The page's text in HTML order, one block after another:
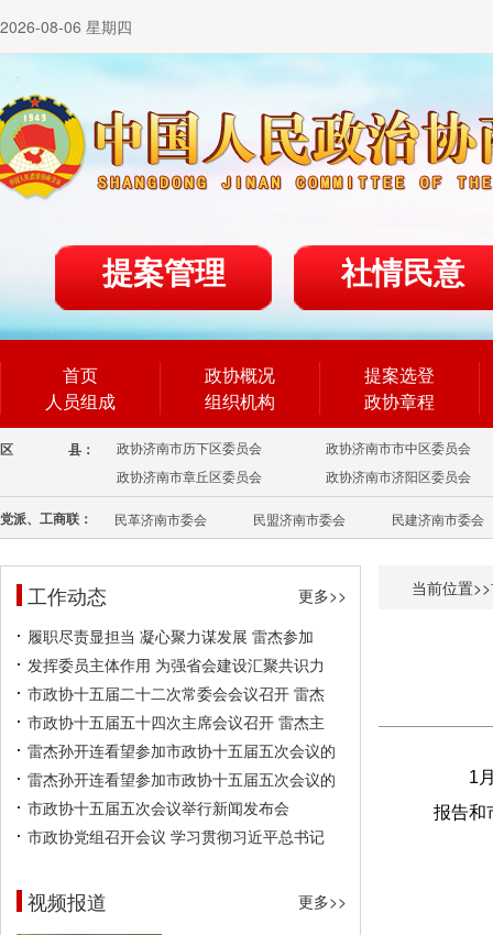
2026-08-06 星期四
提案管理 社情民意
首页
人员组成
政协概况
组织机构
提案选登
政协章程
区 县： 政协济南市历下区委员会
政协济南市市中区委员会
政协济南市章丘区委员会
政协济南市济阳区委员会
党派、工商联： 民革济南市委会 民盟济南市委会 民建济南市委会
工作动态
更多>>
履职尽责显担当 凝心聚力谋发展 雷杰参加
发挥委员主体作用 为强省会建设汇聚共识力
市政协十五届二十二次常委会会议召开 雷杰
市政协十五届五十四次主席会议召开 雷杰主
雷杰孙开连看望参加市政协十五届五次会议的
雷杰孙开连看望参加市政协十五届五次会议的
市政协十五届五次会议举行新闻发布会
市政协党组召开会议 学习贯彻习近平总书记
视频报道 更多>>
当前位置>>
1
报告和